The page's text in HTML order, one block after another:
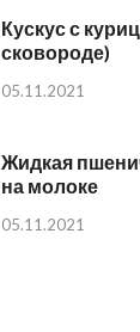
Кускус с
сковороде)
05.11.2021
Жидкая
на молоке
05.11.2021